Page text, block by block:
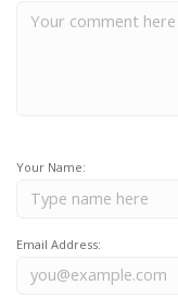
Your Name:
Email Address: